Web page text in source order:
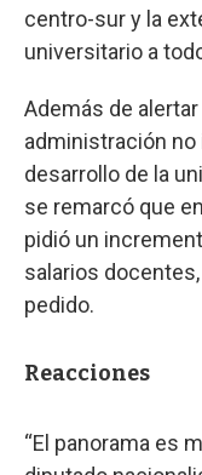
centro-sur y la
universitario a
Además de
administración no
desarrollo de la
se remarcó que
pidió un
salarios
pedido.
Reacciones
“El panorama es